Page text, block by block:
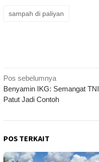
sampah di paliyan
Navigasi
pos
Pos sebelumnya
Benyamin IKG: Semangat TNI
Patut Jadi Contoh
POS TERKAIT